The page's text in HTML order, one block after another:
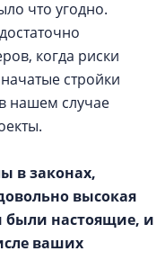
что угодно.
когда риски
стройки
нашем случае
в законах,
высокая
были настоящие, и
ваших